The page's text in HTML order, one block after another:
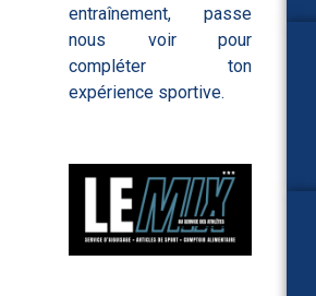
entraînement, passe
nous voir pour
compléter ton
expérience sportive.